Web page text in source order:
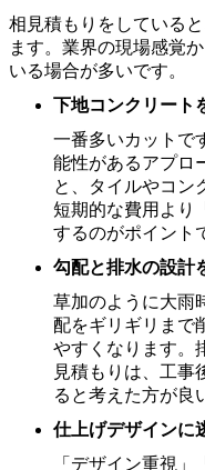
相見積もりをしている
ます。業界の現場感覚
いる場合が多いです。
下地コンクリート
一番多いカットで
能性があるアプロ
と、タイルやコン
短期的な費用より
するのがポイント
勾配と排水の設計
草加のように大雨
配をギリギリまで
やすくなります。
見積もりは、工事
ると考えた方が良
仕上げデザインに
「デザイン重視